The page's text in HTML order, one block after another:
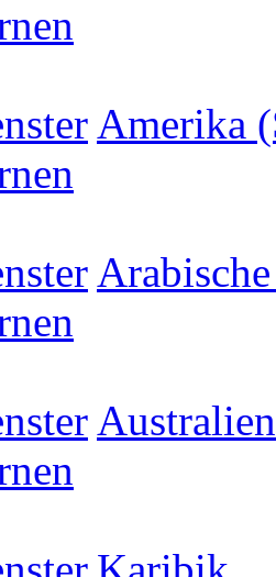
Amerika
Australien